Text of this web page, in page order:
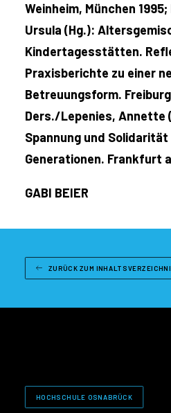
Weinheim, München
Ursula (Hg.):
Kindertagesstätten.
Praxisberichte zu einer
Betreuungsform. Freiburg
Ders./Lepenies, Annette
Spannung und
Generationen. Frankfurt
GABI BEIER
ZURÜCK ZUM
HOCHSCHULE OSNABRÜCK